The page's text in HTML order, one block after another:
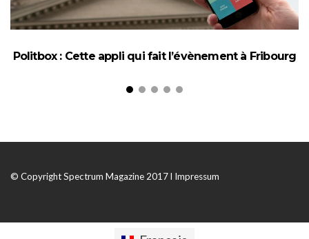
Politbox : Cette appli qui fait l’évènement à Fribourg
© Copyright Spectrum Magazine 2017 l Impressum